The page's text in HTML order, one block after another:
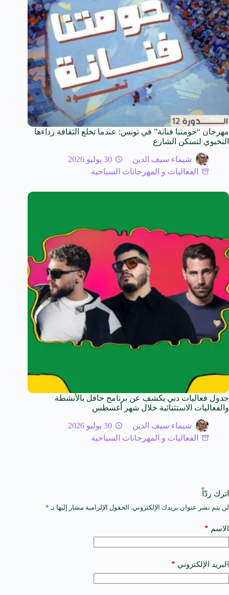
مهرجان “حومتنا فنانة” في تونس: عندما تخلع الثقافة رداءها
النخبوي لتسكن الشارع
شيماء سيف الدين
30 يوليو 2026
الفعاليات و المهرجانات السياحية
جدول فعاليات دبي يكشف عن برنامج حافل بالأنشطة
والفعاليات الاستثنائية خلال شهر أغسطس
شيماء سيف الدين
30 يوليو 2026
الفعاليات و المهرجانات السياحية
اترك ردّاً
لن يتم نشر عنوان بريدك الإلكتروني. الحقول الإلزامية مشار إليها بـ *
الاسم *
البريد الإلكتروني *
A
t
e
a
t
i